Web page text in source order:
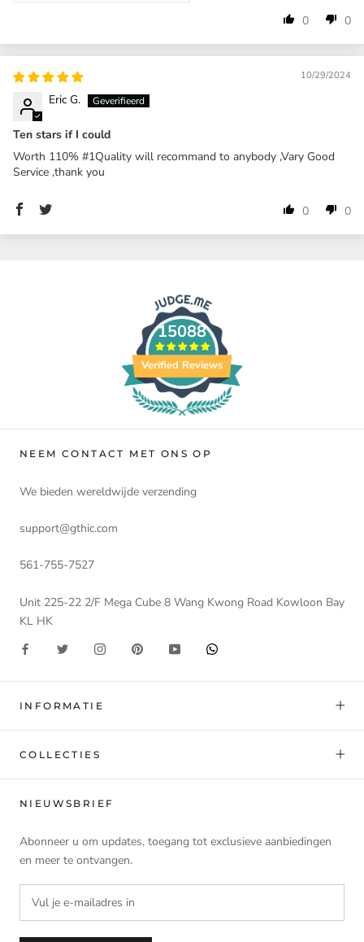
0 0
10/29/2024
Eric G.
Ten stars if I could
Worth 110% #1Quality will recommand to anybody ,Vary Good
Service ,thank you
0 0
15088
Verified Reviews
NEEM CONTACT MET ONS OP
We bieden wereldwijde verzending
support@gthic.com
561-755-7527
Unit 225-22 2/F Mega Cube 8 Wang Kwong Road Kowloon Bay
KL HK
INFORMATIE
COLLECTIES
NIEUWSBRIEF
Abonneer u om updates, toegang tot exclusieve aanbiedingen
en meer te ontvangen.